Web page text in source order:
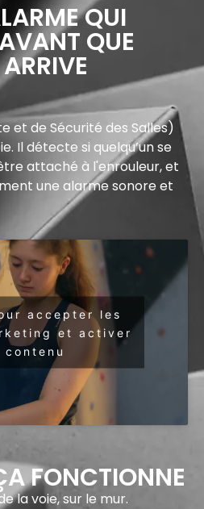
QUI
QUE
et de Sécurité des Salles)
Il détecte si quelqu’un se
attaché à l'enrouleur, et
une alarme sonore et
accepter les
et activer
contenu
FONCTIONNE
la voie, sur le mur.